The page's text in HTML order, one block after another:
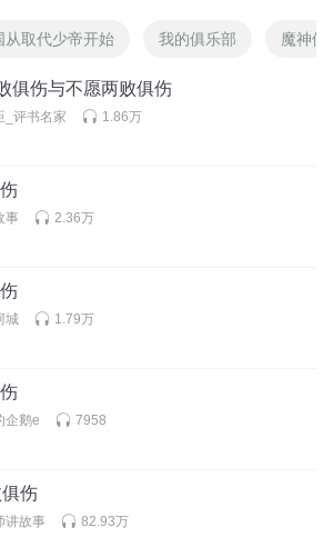
从取代少帝开始 我的俱乐部 魔神俱
俱伤与不愿两败俱伤
_评书名家 1.86万
事 2.36万
城 1.79万
企鹅e 7958
伤
讲故事 82.93万